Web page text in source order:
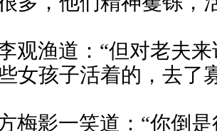
观渔道：“但对老夫
女孩子活着的，去了
梅影一笑道：“你倒是